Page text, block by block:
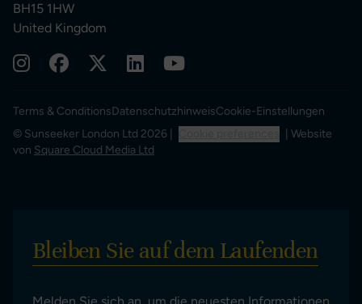
BH15 1HW
United Kingdom
Terms & ConditionsDatenschutzhinweisCookie-Einstellungen
© Sunseeker London Ltd 2026 |
| Website
von Square Cloud Media Ltd
Bleiben Sie auf dem Laufenden